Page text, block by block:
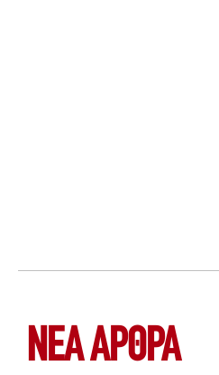
ΝΕΑ ΆΡΘΡΑ